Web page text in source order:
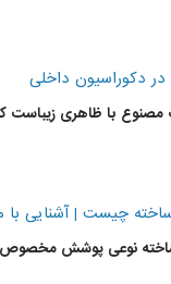
دکوراسیون داخلی
مصنوع با ظاهری زیباست
چیست | آشنایی با
نوعی پوشش